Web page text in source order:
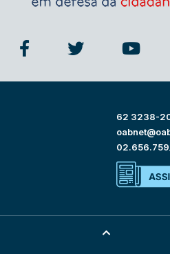
62 3238-